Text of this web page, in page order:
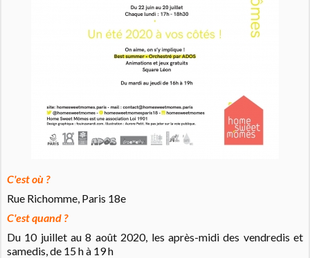
C'est où ?
Rue Richomme, Paris 18e
C'est quand ?
Du 10 juillet au 8 août 2020, les après-midi des vendredis et
samedis, de 15 h à 19 h